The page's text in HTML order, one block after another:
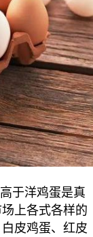
于洋鸡蛋是真
上各式各样的
皮鸡蛋、红皮